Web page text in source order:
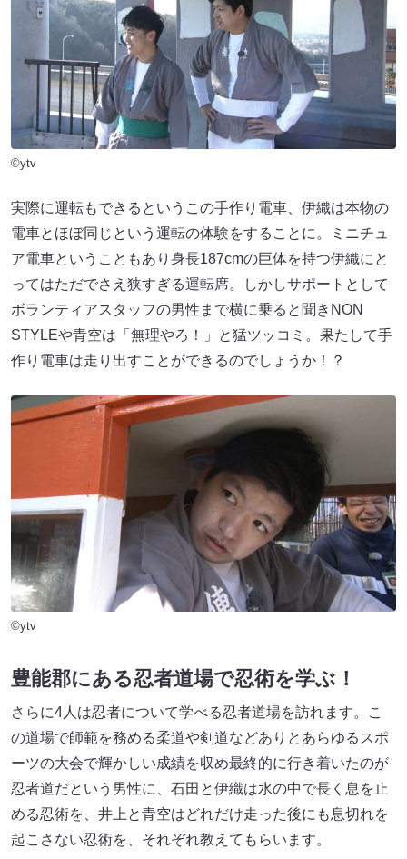
©ytv
実際に運転もできるというこの手作り電車、伊織は本物の
電車とほぼ同じという運転の体験をすることに。ミニチュ
ア電車ということもあり身長187cmの巨体を持つ伊織にと
ってはただでさえ狭すぎる運転席。しかしサポートとして
ボランティアスタッフの男性まで横に乗ると聞きNON
STYLEや青空は「無理やろ！」と猛ツッコミ。果たして手
作り電車は走り出すことができるのでしょうか！？
©ytv
豊能郡にある忍者道場で忍術を学ぶ！
さらに4人は忍者について学べる忍者道場を訪れます。こ
の道場で師範を務める柔道や剣道などありとあらゆるスポ
ーツの大会で輝かしい成績を収め最終的に行き着いたのが
忍者道だという男性に、石田と伊織は水の中で長く息を止
める忍術を、井上と青空はどれだけ走った後にも息切れを
起こさない忍術を、それぞれ教えてもらいます。